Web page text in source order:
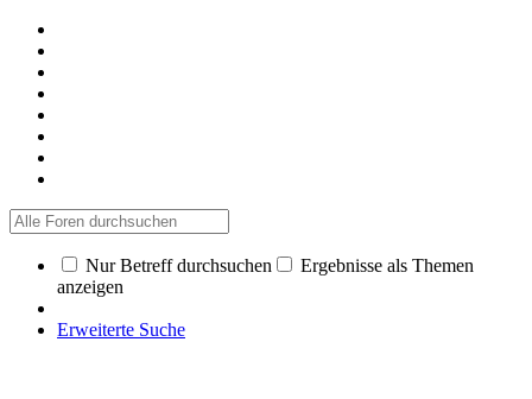
Nur Betreff durchsuchen
Ergebnisse als Themen
anzeigen
Erweiterte Suche